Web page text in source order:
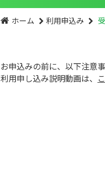
ホーム 利用申込み
お申込みの前に、以下注意
利用申し込み説明動画は、